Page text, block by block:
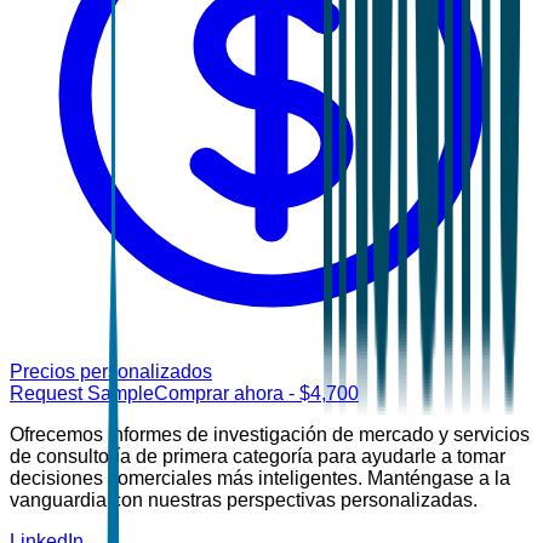
Precios personalizados
Request SampleComprar ahora - $4,700
Ofrecemos informes de investigación de mercado y servicios
de consultoría de primera categoría para ayudarle a tomar
decisiones comerciales más inteligentes. Manténgase a la
vanguardia con nuestras perspectivas personalizadas.